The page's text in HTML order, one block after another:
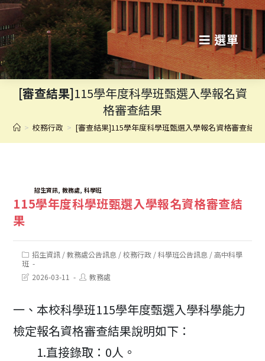
跳
轉
至
主
選單
[審查結果]115學年度科學班甄選入學報名資
格審查結果
> 校務行政 > [審查結果]115學年度科學班甄選入學報名資格審查結果
TAGS:招生資訊, 教務處, 科學班
115學年度科學班甄選入學報名資格審查結
果
Post
category:
招生資訊 / 教務處公告訊息 / 校務行政 / 科學班公告訊息 / 高中科學
班
Post2026-03-11
Post教務處
一、本校科學班115學年度甄選入學科學能力
檢定報名資格審查結果說明如下：
1.直接錄取：0人。